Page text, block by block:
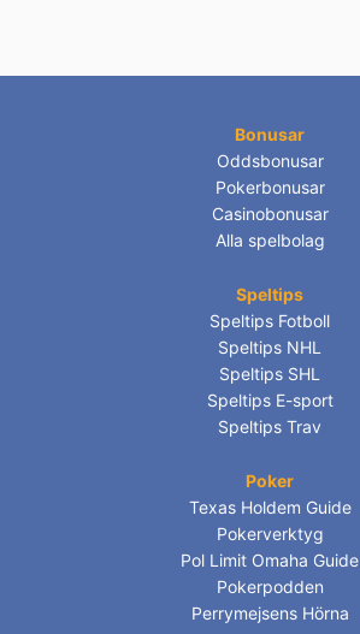
Bonusar
Oddsbonusar
Pokerbonusar
Casinobonusar
Alla spelbolag
Speltips
Speltips Fotboll
Speltips NHL
Speltips SHL
Speltips E-sport
Speltips Trav
Poker
Texas Holdem Guide
Pokerverktyg
Pol Limit Omaha Guide
Pokerpodden
Perrymejsens Hörna